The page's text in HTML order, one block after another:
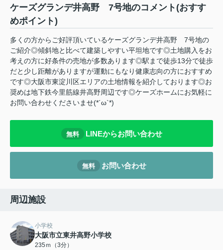
ケーズグランデ井高野 7号地のコメント(おすす
めポイント)
多くの方からご好評頂いているケーズグランデ井高野 7号地の
ご紹介◎傾斜地と比べて建築しやすい平坦地です◎土地購入をお
考えの方に好条件の売地が多数あります◎駅まで徒歩13分で徒歩
だと少し距離がありますが運動にもなり健康志向の方におすすめ
です◎大阪市東淀川区エリアの土地情報を紹介しております◎お
奨めは地下鉄今里筋線井高野周辺です◎ケーズホームにお気軽に
お問い合わせくださいませ(*´ω`*)
無料 LINEからお問い合わせ
無料 お問い合わせ
周辺施設
小学校
大阪市立東井高野小学校
235ｍ（3分）